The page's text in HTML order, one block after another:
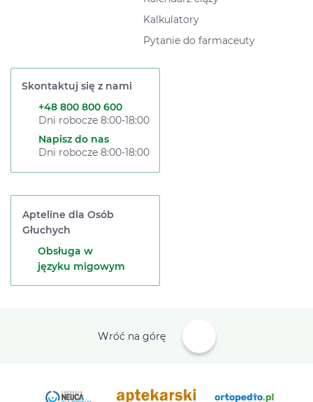
Kalkulatory
Pytanie do farmaceuty
Skontaktuj się z nami
+48 800 800 600
Dni robocze 8:00-18:00
Napisz do nas
Dni robocze 8:00-18:00
Apteline dla Osób
Głuchych
Obsługa w
języku migowym
Wróć na górę